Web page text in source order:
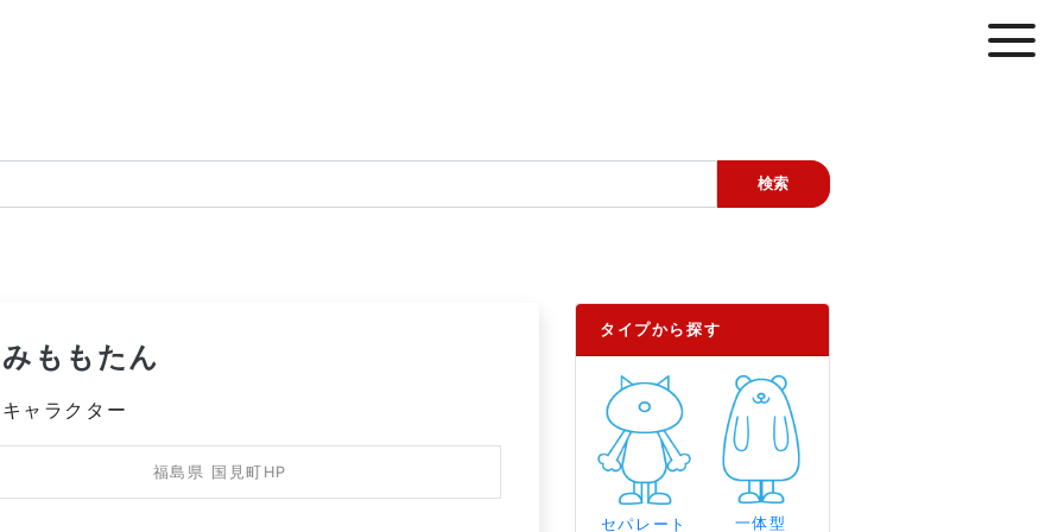
ももたん
ャラクター
福島県 国見町HP
タイプから探す
セパレート 一体型